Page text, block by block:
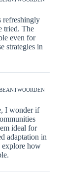
refreshingly
tried. The
even for
strategies in
I wonder if
ideal for
adaptation in
explore how